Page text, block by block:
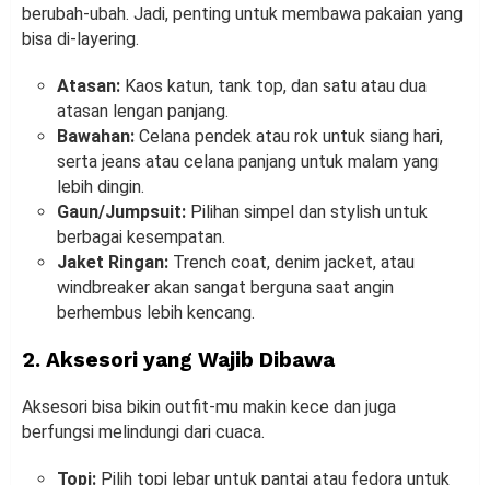
berubah-ubah. Jadi, penting untuk membawa pakaian yang
bisa di-layering.
Atasan: Kaos katun, tank top, dan satu atau dua
atasan lengan panjang.
Bawahan: Celana pendek atau rok untuk siang hari,
serta jeans atau celana panjang untuk malam yang
lebih dingin.
Gaun/Jumpsuit: Pilihan simpel dan stylish untuk
berbagai kesempatan.
Jaket Ringan: Trench coat, denim jacket, atau
windbreaker akan sangat berguna saat angin
berhembus lebih kencang.
2. Aksesori yang Wajib Dibawa
Aksesori bisa bikin outfit-mu makin kece dan juga
berfungsi melindungi dari cuaca.
Topi: Pilih topi lebar untuk pantai atau fedora untuk